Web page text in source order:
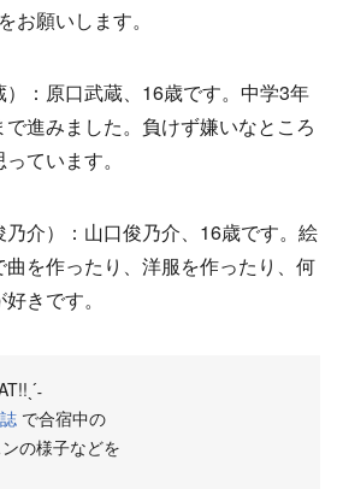
願いします。
：原口武蔵、16歳です。中学3年
進みました。負けず嫌いなところ
ています。
介）：山口俊乃介、16歳です。絵
を作ったり、洋服を作ったり、何
きです。
で合宿中の
の様子などを